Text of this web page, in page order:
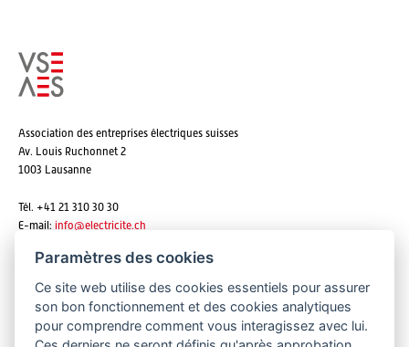
Association des entreprises électriques suisses
Av. Louis Ruchonnet 2
1003 Lausanne
Tél. +41 21 310 30 30
E-mail: info@electricite.ch
S'abonner aux newsletters
Paramètres des cookies
Ce site web utilise des cookies essentiels pour assurer
son bon fonctionnement et des cookies analytiques
pour comprendre comment vous interagissez avec lui.